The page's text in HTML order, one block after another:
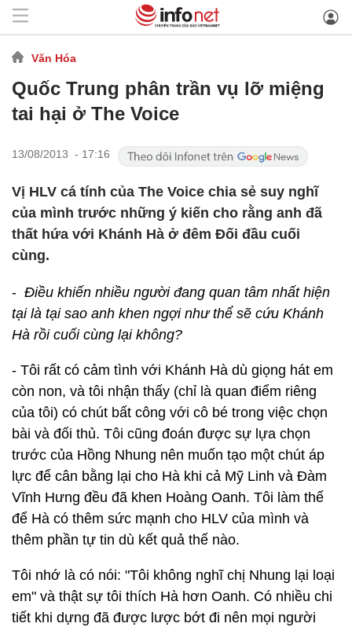
Văn Hóa
Quốc Trung phân trần vụ lỡ miệng
tai hại ở The Voice
13/08/2013 - 17:16
Vị HLV cá tính của The Voice chia sẻ suy nghĩ
của mình trước những ý kiến cho rằng anh đã
thất hứa với Khánh Hà ở đêm Đối đầu cuối
cùng.
- Điều khiến nhiều người đang quan tâm nhất hiện
tại là tại sao anh khen ngợi như thể sẽ cứu Khánh
Hà rồi cuối cùng lại không?
- Tôi rất có cảm tình với Khánh Hà dù giọng hát em
còn non, và tôi nhận thấy (chỉ là quan điểm riêng
của tôi) có chút bất công với cô bé trong việc chọn
bài và đối thủ. Tôi cũng đoán được sự lựa chọn
trước của Hồng Nhung nên muốn tạo một chút áp
lực để cân bằng lại cho Hà khi cả Mỹ Linh và Đàm
Vĩnh Hưng đều đã khen Hoàng Oanh. Tôi làm thế
để Hà có thêm sức mạnh cho HLV của mình và
thêm phần tự tin dù kết quả thế nào.
Tôi nhớ là có nói: "Tôi không nghĩ chị Nhung lại loại
em" và thật sự tôi thích Hà hơn Oanh. Có nhiều chi
tiết khi dựng đã được lược bớt đi nên mọi người